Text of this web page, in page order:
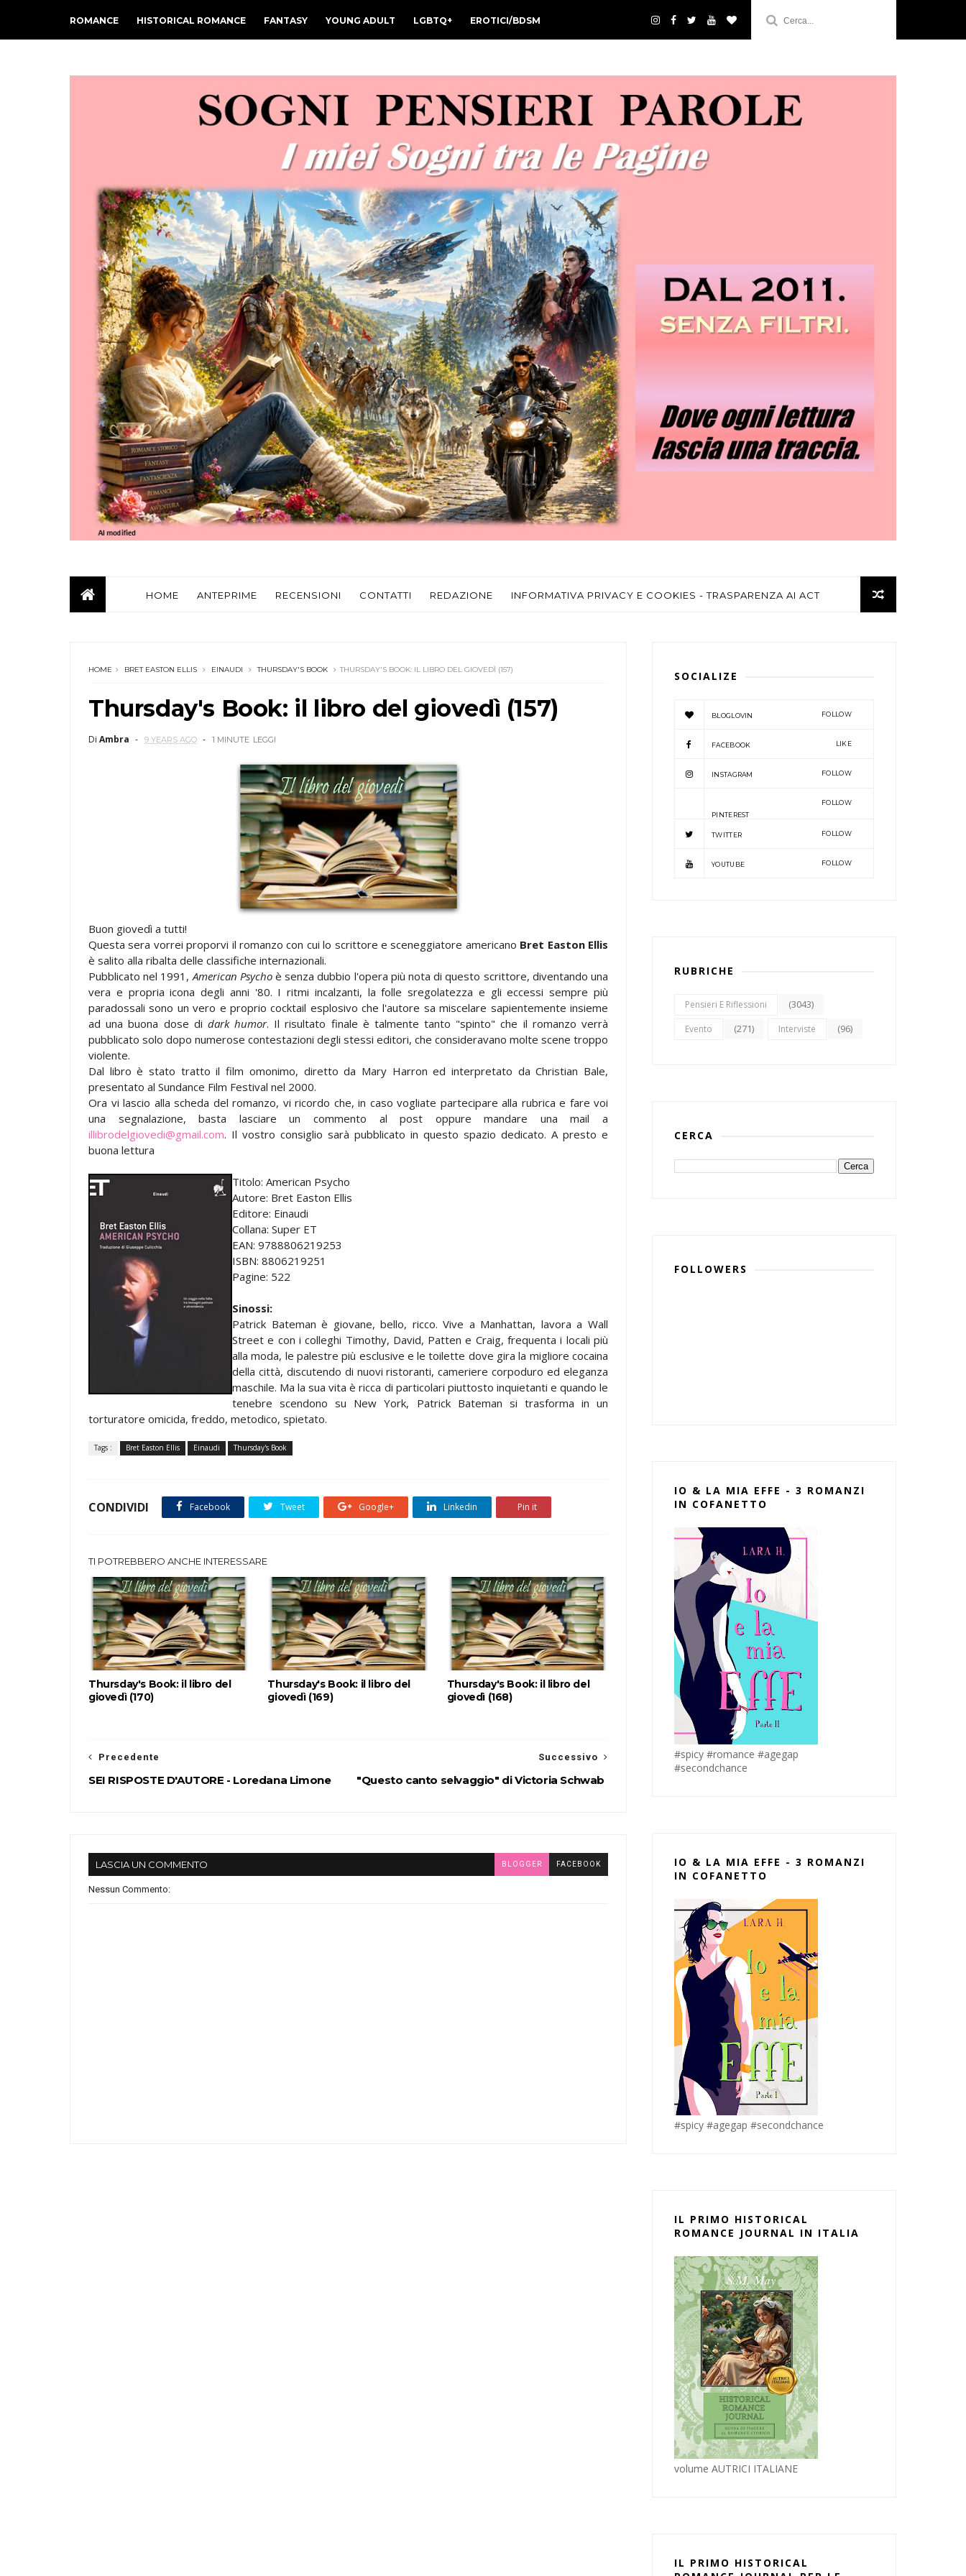
ROMANCE HISTORICAL ROMANCE FANTASY YOUNG ADULT LGBTQ+ EROTICI/BDSM
HOME ANTEPRIME RECENSIONI CONTATTI REDAZIONE INFORMATIVA PRIVACY E COOKIES - TRASPARENZA AI ACT
HOME BRET EASTON ELLIS EINAUDI THURSDAY'S BOOK THURSDAY'S BOOK: IL LIBRO DEL GIOVEDÌ (157)
Thursday's Book: il libro del giovedì (157)
Di Ambra 9 YEARS AGO 1 MINUTE LEGGI
Buon giovedì a tutti!
Questa sera vorrei proporvi il romanzo con cui lo scrittore e sceneggiatore americano Bret Easton Ellis
è salito alla ribalta delle classifiche internazionali.
Pubblicato nel 1991, American Psychoè senza dubbio l'opera più nota di questo scrittore, diventando una
vera e propria icona degli anni '80. I ritmi incalzanti, la folle sregolatezza e gli eccessi sempre più
paradossali sono un vero e proprio cocktail esplosivo che l'autore sa miscelare sapientemente insieme
ad una buona dose di dark humor. Il risultato finale è talmente tanto "spinto" che il romanzo verrà
pubblicato solo dopo numerose contestazioni degli stessi editori, che consideravano molte scene troppo
violente.
Dal libro è stato tratto il film omonimo, diretto da Mary Harron ed interpretato da Christian Bale,
presentato al Sundance Film Festival nel 2000.
Ora vi lascio alla scheda del romanzo, vi ricordo che, in caso vogliate partecipare alla rubrica e fare voi
una segnalazione, basta lasciare un commento al post oppure mandare una mail a
illibrodelgiovedi@gmail.com. Il vostro consiglio sarà pubblicato in questo spazio dedicato. A presto e
buona lettura
Titolo: American Psycho
Autore: Bret Easton Ellis
Editore: Einaudi
Collana: Super ET
EAN: 9788806219253
ISBN: 8806219251
Pagine: 522
Sinossi:
Patrick Bateman è giovane, bello, ricco. Vive a Manhattan, lavora a Wall
Street e con i colleghi Timothy, David, Patten e Craig, frequenta i locali più
alla moda, le palestre più esclusive e le toilette dove gira la migliore cocaina
della città, discutendo di nuovi ristoranti, cameriere corpoduro ed eleganza
maschile. Ma la sua vita è ricca di particolari piuttosto inquietanti e quando le
tenebre scendono su New York, Patrick Bateman si trasforma in un
torturatore omicida, freddo, metodico, spietato.
Tags : Bret Easton Ellis Einaudi Thursday's Book
CONDIVIDI Facebook Tweet Google+ Linkedin Pin it
TI POTREBBERO ANCHE INTERESSARE
Thursday's Book: il libro del
giovedì (170)
Thursday's Book: il libro del
giovedì (169)
Thursday's Book: il libro del
giovedì (168)
Successivo
"Questo canto selvaggio" di Victoria Schwab
Precedente
SEI RISPOSTE D'AUTORE - Loredana Limone
LASCIA UN COMMENTO BLOGGER FACEBOOK
Nessun Commento:
SOCIALIZE
BLOGLOVIN FOLLOW
FACEBOOK LIKE
INSTAGRAM FOLLOW
PINTEREST
FOLLOW
TWITTER FOLLOW
YOUTUBE FOLLOW
RUBRICHE
Pensieri E Riflessioni (3043)
Evento (271) Interviste (96)
CERCA
FOLLOWERS
IO & LA MIA EFFE - 3 ROMANZI
IN COFANETTO
#spicy #romance #agegap
#secondchance
IO & LA MIA EFFE - 3 ROMANZI
IN COFANETTO
#spicy #agegap #secondchance
IL PRIMO HISTORICAL
ROMANCE JOURNAL IN ITALIA
volume AUTRICI ITALIANE
IL PRIMO HISTORICAL